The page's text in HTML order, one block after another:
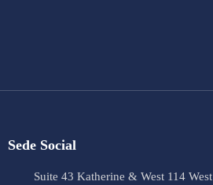
Sede Social
Suite 43 Katherine & West 114 West